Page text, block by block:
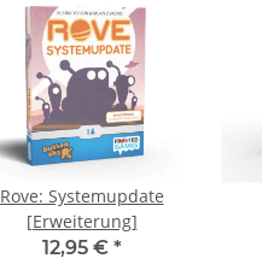
Rove: Systemupdate
[Erweiterung]
12,95 € *